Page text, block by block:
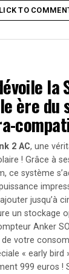
de
propulser
de Love
positives sur
capable de
retrouver
NFL. Les
ère
d’une série
est en train
la NFL. Sa
TO
la
ère du
2 AC, une
! Grâce à
ce système
jusqu’à
un stockage
Anker
votre
« early bird
999 euros !